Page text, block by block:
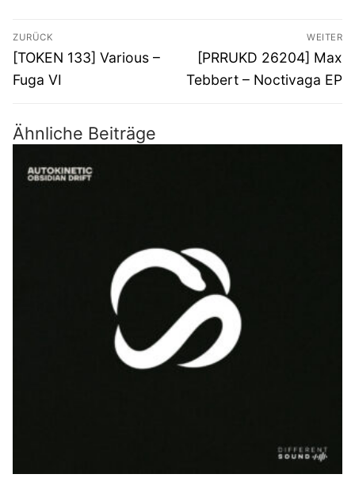
Beitragsnavigation
ZURÜCK
Vorheriger
Beitrag:
[TOKEN 133] Various –
Fuga VI
WEITER
Nächster
Beitrag:
[PRRUKD 26204] Max
Tebbert – Noctivaga EP
Ähnliche Beiträge